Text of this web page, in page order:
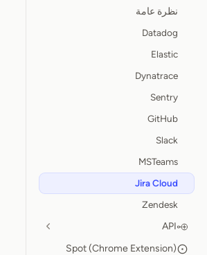
نظرة عامة
Datadog
Elastic
Dynatrace
Sentry
GitHub
Slack
MSTeams
Jira Cloud
Zendesk
API
Spot (Chrome Extension)